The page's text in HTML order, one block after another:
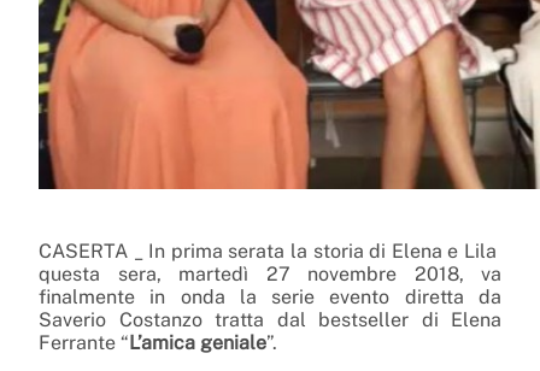
CASERTA _ In prima serata la storia di Elena e Lila
questa sera, martedì 27 novembre 2018, va
finalmente in onda la serie evento diretta da
Saverio Costanzo tratta dal bestseller di Elena
Ferrante “ L’amica geniale”.